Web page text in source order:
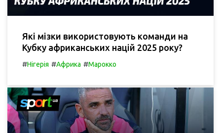
Які мізки використовують команди на
Кубку африканських націй 2025 року?
#Нігерія #Африка #Марокко